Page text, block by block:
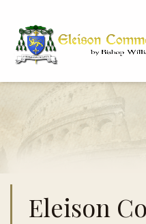
Eleison